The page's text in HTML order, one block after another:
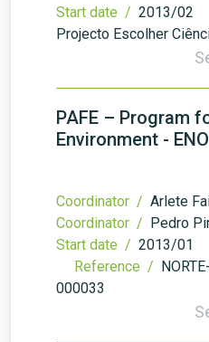
Start date / 2013/02
Projecto Escolher
PAFE – Program
Environment -
Coordinator / Arlete
Coordinator / Pedro
Start date / 2013/01
Reference /
000033